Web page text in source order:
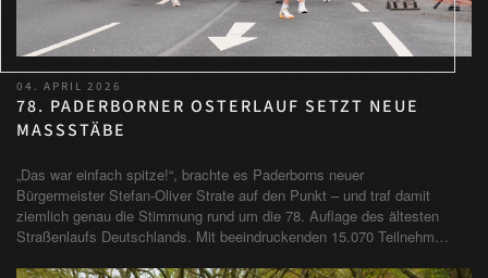
04. APRIL 2026
78. PADERBORNER OSTERLAUF SETZT NEUE
MASSSTÄBE
„Das war einfach spitze!“, brachte es Paderborns neuer
Bürgermeister Stefan-Oliver Strate auf den Punkt – und traf damit
ziemlich genau die Stimmung rund um die 78. Auflage des ältesten
Straßenlaufs Deutschlands. Mit beeindruckenden 15.070 Teilnehm…